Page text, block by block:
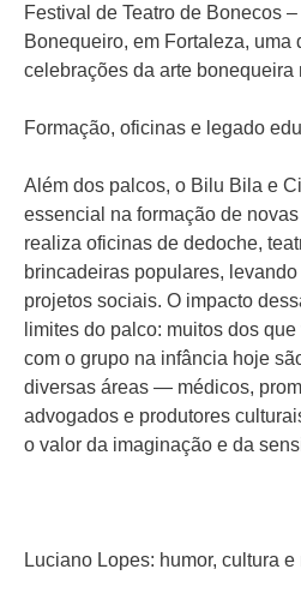
Festival de Teatro de Bonecos
Bonequeiro, em Fortaleza, uma
celebrações da arte bonequeira
Formação, oficinas e legado
Além dos palcos, o Bilu Bila e
essencial na formação de
realiza oficinas de dedoche,
brincadeiras populares,
projetos sociais. O impacto
limites do palco: muitos dos
com o grupo na infância hoje
diversas áreas — médicos,
advogados e produtores
o valor da imaginação e da
Luciano Lopes: humor, cultura